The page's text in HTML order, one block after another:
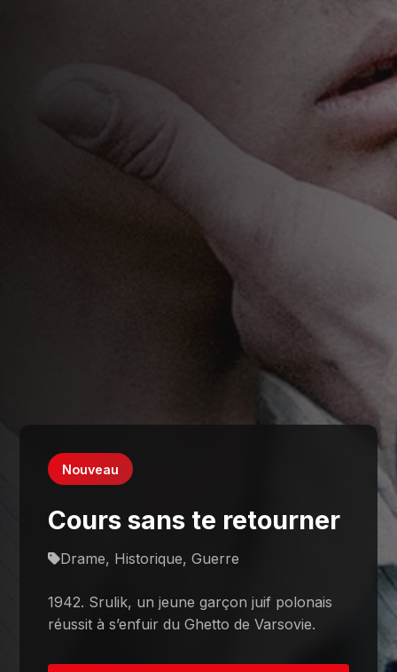
Nouveau
Cours sans te retourner
Drame, Historique, Guerre
1942. Srulik, un jeune garçon juif polonais
réussit à s’enfuir du Ghetto de Varsovie.